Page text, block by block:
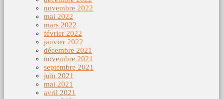
novembre 2022
mai 2022
mars 2022
février 2022
janvier 2022
décembre 2021
novembre 2021
septembre 2021
juin 2021
mai 2021
avril 2021